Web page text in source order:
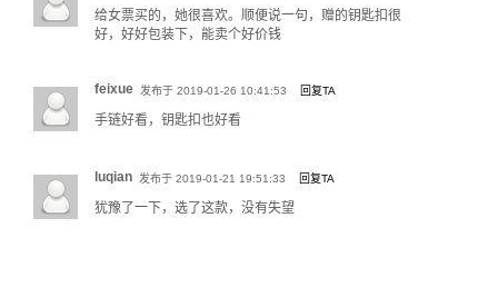
标记长度。
项链尺码
我们的项链多数为固定长度，可根据产品信息中的标注选择下单，各种长度示
给女票买的，她很喜欢。顺便说一句，赠的钥匙扣很
好，好好包装下，能卖个好价钱
feixue 发布于 2019-01-26 10:41:53 回复TA
手链好看，钥匙扣也好看
luqian 发布于 2019-01-21 19:51:33 回复TA
犹豫了一下，选了这款，没有失望